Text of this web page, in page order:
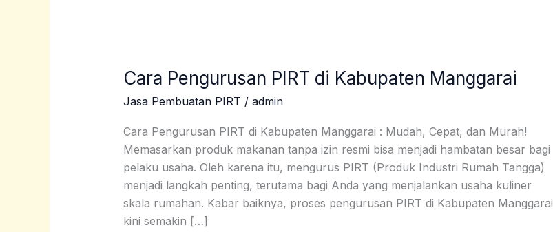
Cara Pengurusan PIRT di Kabupaten Manggarai
Jasa Pembuatan PIRT / admin
Cara Pengurusan PIRT di Kabupaten Manggarai : Mudah, Cepat, dan Murah!
Memasarkan produk makanan tanpa izin resmi bisa menjadi hambatan besar bagi
pelaku usaha. Oleh karena itu, mengurus PIRT (Produk Industri Rumah Tangga)
menjadi langkah penting, terutama bagi Anda yang menjalankan usaha kuliner
skala rumahan. Kabar baiknya, proses pengurusan PIRT di Kabupaten Manggarai
kini semakin […]
Cara
di
Kabupaten
Manggarai